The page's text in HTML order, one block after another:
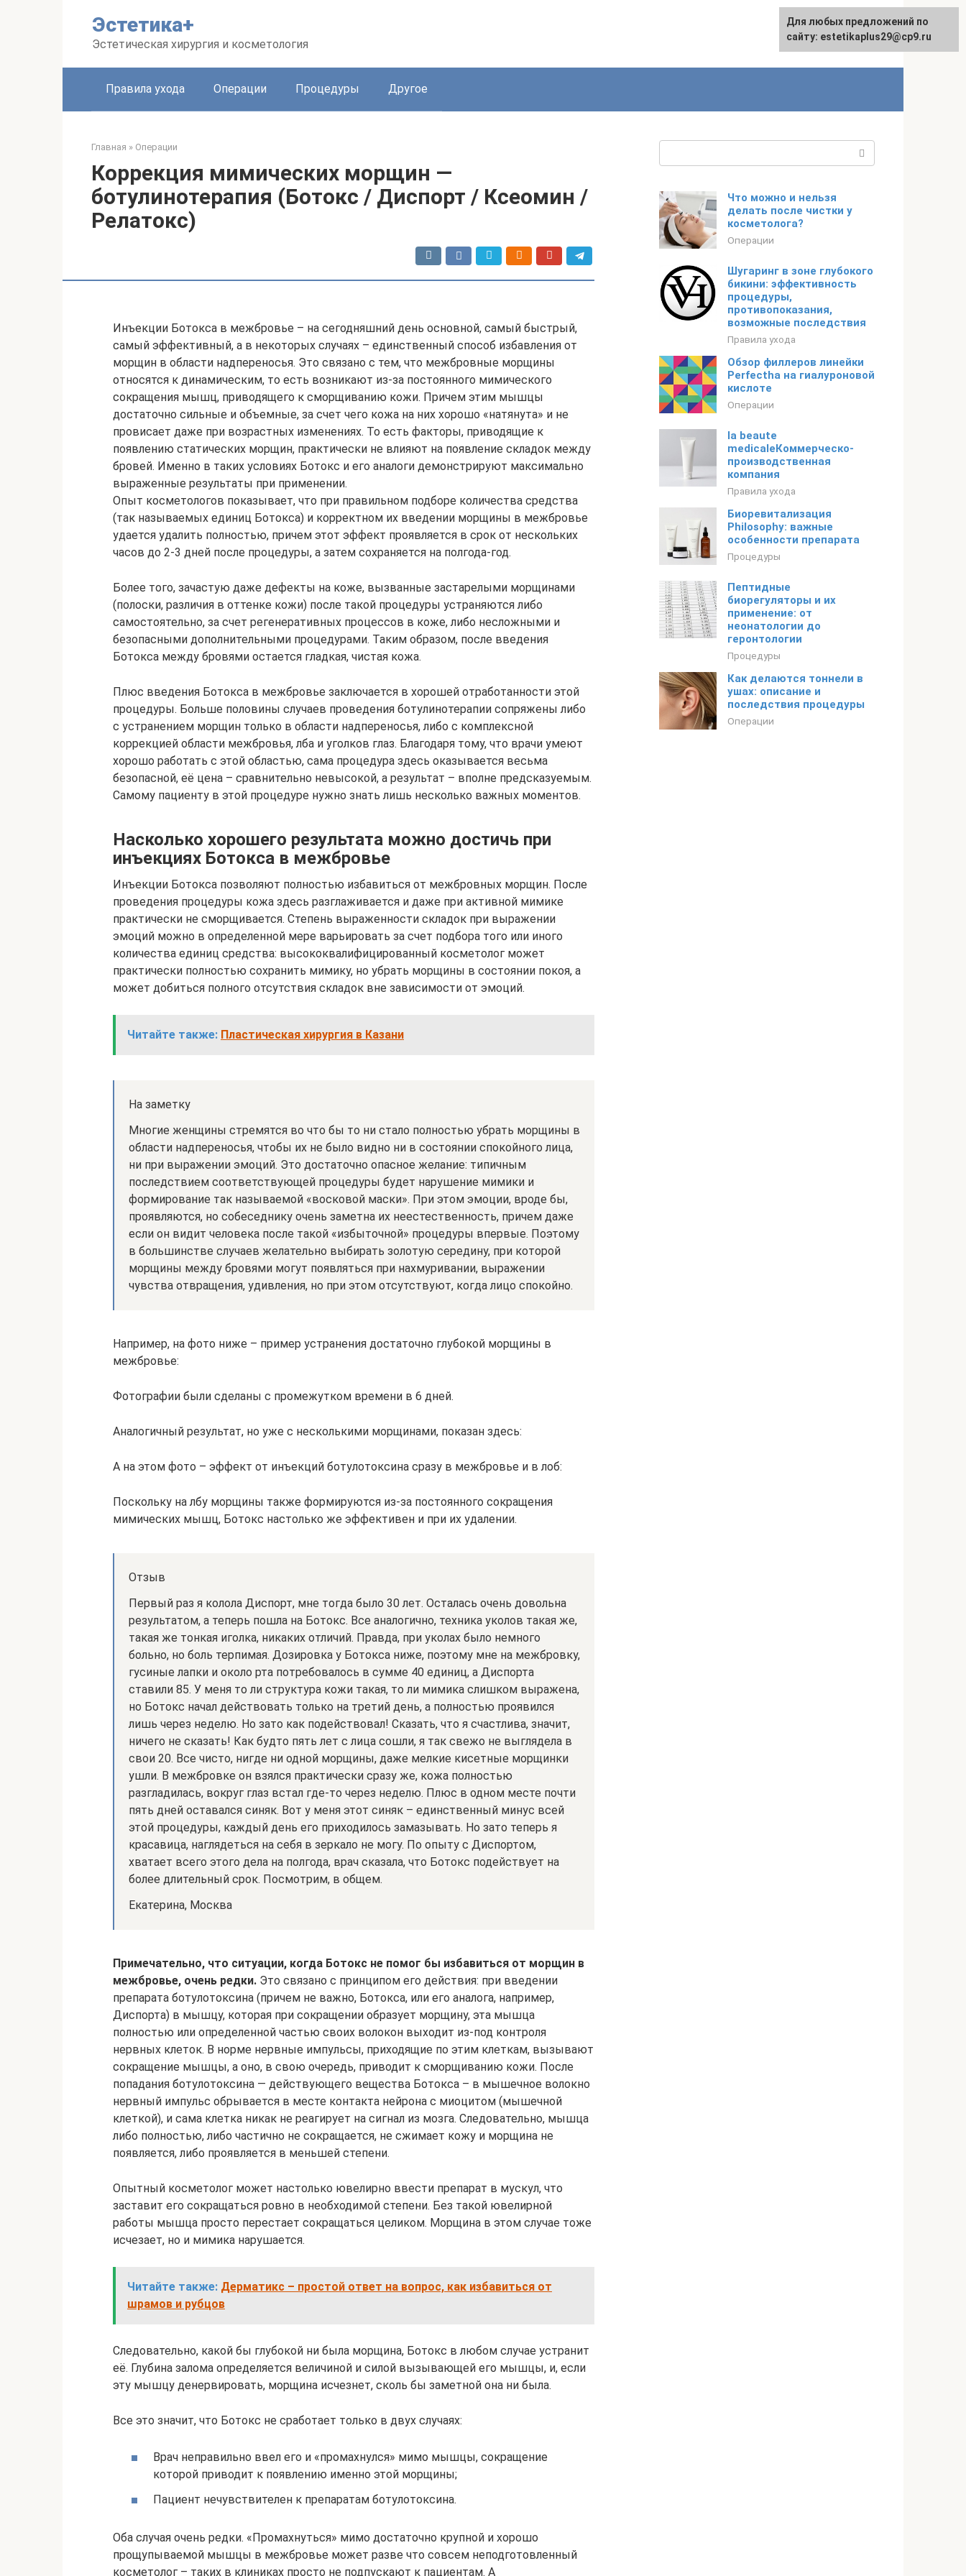
Эстетика+
Эстетическая хирургия и косметология
Правила ухода Операции Процедуры Другое
Главная » Операции
Коррекция мимических морщин —
ботулинотерапия (Ботокс / Диспорт / Ксеомин /
Релатокс)
Инъекции Ботокса в межбровье – на сегодняшний день основной, самый быстрый,
самый эффективный, а в некоторых случаях – единственный способ избавления от
морщин в области надпереносья. Это связано с тем, что межбровные морщины
относятся к динамическим, то есть возникают из-за постоянного мимического
сокращения мышц, приводящего к сморщиванию кожи. Причем этим мышцы
достаточно сильные и объемные, за счет чего кожа на них хорошо «натянута» и не
провисает даже при возрастных изменениях. То есть факторы, приводящие к
появлению статических морщин, практически не влияют на появление складок между
бровей. Именно в таких условиях Ботокс и его аналоги демонстрируют максимально
выраженные результаты при применении.
Опыт косметологов показывает, что при правильном подборе количества средства
(так называемых единиц Ботокса) и корректном их введении морщины в межбровье
удается удалить полностью, причем этот эффект проявляется в срок от нескольких
часов до 2-3 дней после процедуры, а затем сохраняется на полгода-год.
Более того, зачастую даже дефекты на коже, вызванные застарелыми морщинами
(полоски, различия в оттенке кожи) после такой процедуры устраняются либо
самостоятельно, за счет регенеративных процессов в коже, либо несложными и
безопасными дополнительными процедурами. Таким образом, после введения
Ботокса между бровями остается гладкая, чистая кожа.
Плюс введения Ботокса в межбровье заключается в хорошей отработанности этой
процедуры. Больше половины случаев проведения ботулинотерапии сопряжены либо
с устранением морщин только в области надпереносья, либо с комплексной
коррекцией области межбровья, лба и уголков глаз. Благодаря тому, что врачи умеют
хорошо работать с этой областью, сама процедура здесь оказывается весьма
безопасной, её цена – сравнительно невысокой, а результат – вполне предсказуемым.
Самому пациенту в этой процедуре нужно знать лишь несколько важных моментов.
Насколько хорошего результата можно достичь при
инъекциях Ботокса в межбровье
Инъекции Ботокса позволяют полностью избавиться от межбровных морщин. После
проведения процедуры кожа здесь разглаживается и даже при активной мимике
практически не сморщивается. Степень выраженности складок при выражении
эмоций можно в определенной мере варьировать за счет подбора того или иного
количества единиц средства: высококвалифицированный косметолог может
практически полностью сохранить мимику, но убрать морщины в состоянии покоя, а
может добиться полного отсутствия складок вне зависимости от эмоций.
Читайте также: Пластическая хирургия в Казани
На заметку
Многие женщины стремятся во что бы то ни стало полностью убрать морщины в
области надпереносья, чтобы их не было видно ни в состоянии спокойного лица,
ни при выражении эмоций. Это достаточно опасное желание: типичным
последствием соответствующей процедуры будет нарушение мимики и
формирование так называемой «восковой маски». При этом эмоции, вроде бы,
проявляются, но собеседнику очень заметна их неестественность, причем даже
если он видит человека после такой «избыточной» процедуры впервые. Поэтому
в большинстве случаев желательно выбирать золотую середину, при которой
морщины между бровями могут появляться при нахмуривании, выражении
чувства отвращения, удивления, но при этом отсутствуют, когда лицо спокойно.
Например, на фото ниже – пример устранения достаточно глубокой морщины в
межбровье:
Фотографии были сделаны с промежутком времени в 6 дней.
Аналогичный результат, но уже с несколькими морщинами, показан здесь:
А на этом фото – эффект от инъекций ботулотоксина сразу в межбровье и в лоб:
Поскольку на лбу морщины также формируются из-за постоянного сокращения
мимических мышц, Ботокс настолько же эффективен и при их удалении.
Отзыв
Первый раз я колола Диспорт, мне тогда было 30 лет. Осталась очень довольна
результатом, а теперь пошла на Ботокс. Все аналогично, техника уколов такая же,
такая же тонкая иголка, никаких отличий. Правда, при уколах было немного
больно, но боль терпимая. Дозировка у Ботокса ниже, поэтому мне на межбровку,
гусиные лапки и около рта потребовалось в сумме 40 единиц, а Диспорта
ставили 85. У меня то ли структура кожи такая, то ли мимика слишком выражена,
но Ботокс начал действовать только на третий день, а полностью проявился
лишь через неделю. Но зато как подействовал! Сказать, что я счастлива, значит,
ничего не сказать! Как будто пять лет с лица сошли, я так свежо не выглядела в
свои 20. Все чисто, нигде ни одной морщины, даже мелкие кисетные морщинки
ушли. В межбровке он взялся практически сразу же, кожа полностью
разгладилась, вокруг глаз встал где-то через неделю. Плюс в одном месте почти
пять дней оставался синяк. Вот у меня этот синяк – единственный минус всей
этой процедуры, каждый день его приходилось замазывать. Но зато теперь я
красавица, наглядеться на себя в зеркало не могу. По опыту с Диспортом,
хватает всего этого дела на полгода, врач сказала, что Ботокс подействует на
более длительный срок. Посмотрим, в общем.
Екатерина, Москва
Примечательно, что ситуации, когда Ботокс не помог бы избавиться от морщин в
межбровье, очень редки. Это связано с принципом его действия: при введении
препарата ботулотоксина (причем не важно, Ботокса, или его аналога, например,
Диспорта) в мышцу, которая при сокращении образует морщину, эта мышца
полностью или определенной частью своих волокон выходит из-под контроля
нервных клеток. В норме нервные импульсы, приходящие по этим клеткам, вызывают
сокращение мышцы, а оно, в свою очередь, приводит к сморщиванию кожи. После
попадания ботулотоксина — действующего вещества Ботокса – в мышечное волокно
нервный импульс обрывается в месте контакта нейрона с миоцитом (мышечной
клеткой), и сама клетка никак не реагирует на сигнал из мозга. Следовательно, мышца
либо полностью, либо частично не сокращается, не сжимает кожу и морщина не
появляется, либо проявляется в меньшей степени.
Опытный косметолог может настолько ювелирно ввести препарат в мускул, что
заставит его сокращаться ровно в необходимой степени. Без такой ювелирной
работы мышца просто перестает сокращаться целиком. Морщина в этом случае тоже
исчезает, но и мимика нарушается.
Читайте также: Дерматикс – простой ответ на вопрос, как избавиться от
шрамов и рубцов
Следовательно, какой бы глубокой ни была морщина, Ботокс в любом случае устранит
её. Глубина залома определяется величиной и силой вызывающей его мышцы, и, если
эту мышцу денервировать, морщина исчезнет, сколь бы заметной она ни была.
Все это значит, что Ботокс не сработает только в двух случаях:
Врач неправильно ввел его и «промахнулся» мимо мышцы, сокращение
которой приводит к появлению именно этой морщины;
Пациент нечувствителен к препаратам ботулотоксина.
Оба случая очень редки. «Промахнуться» мимо достаточно крупной и хорошо
прощупываемой мышцы в межбровье может разве что совсем неподготовленный
косметолог – таких в клиниках просто не подпускают к пациентам. А
Что можно и нельзя
делать после чистки у
косметолога?
Операции
Шугаринг в зоне глубокого
бикини: эффективность
процедуры,
противопоказания,
возможные последствия
Правила ухода
Обзор филлеров линейки
Perfectha на гиалуроновой
кислоте
Операции
la beaute
medicaleКоммерческо-
производственная
компания
Правила ухода
Биоревитализация
Philosophy: важные
особенности препарата
Процедуры
Пептидные
биорегуляторы и их
применение: от
неонатологии до
геронтологии
Процедуры
Как делаются тоннели в
ушах: описание и
последствия процедуры
Операции
Для любых предложений по
сайту: estetikaplus29@cp9.ru